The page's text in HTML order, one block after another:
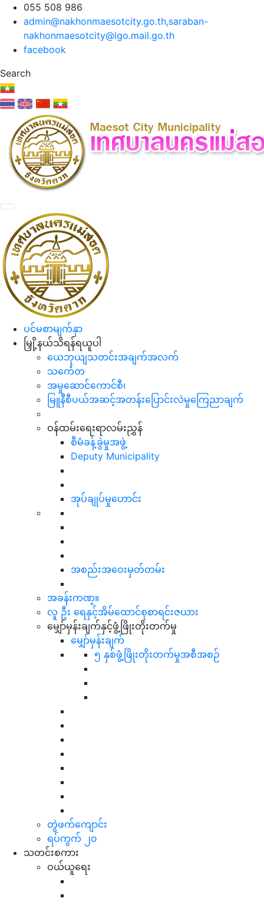
055 508 986
admin@nakhonmaesotcity.go.th,saraban-
nakhonmaesotcity@lgo.mail.go.th
facebook
Search
ပင်မစာမျက်နှာ
မြှို့နယ်သိရန်ရယူပါ
ယေဘုယျသတင်းအချက်အလက်
သင်္ကေတ
အမှုဆောင်ကောင်စီ၊
မြူနီစီပယ်အဆင့်အတန်းပြောင်းလဲမှုကြေညာချက်
ဝန်ထမ်းရေးရာလမ်းညွှန်
စီမံခန့်ခွဲမှုအဖွဲ့
Deputy Municipality
အုပ်ချုပ်မှုဟောင်း
အစည်းအဝေးမှတ်တမ်း
အခန်းကဏ္။
လူ ဦး ရေနှင့်အိမ်ထောင်စုစာရင်းဇယား
မျှော်မှန်းချက်နှင့်ဖွံ့ဖြိုးတိုးတက်မှု
မျှော်မှန်းချက်
၅ နှစ်ဖွံ့ဖြိုးတိုးတက်မှုအစီအစဉ်
တွဲဖက်ကျောင်း
ရပ်ကွက် ၂၀
သတင်းစကား
ဝယ်ယူရေး